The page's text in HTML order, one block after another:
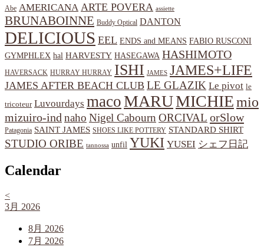
Abe AMERICANA ARTE POVERA assiette
BRUNABOINNE Buddy Optical DANTON
DELICIOUS EEL ENDS and MEANS FABIO RUSCONI
GYMPHLEX hal HARVESTY HASEGAWA HASHIMOTO
HAVERSACK HURRAY HURRAY ISHI JAMES JAMES+LIFE
JAMES AFTER BEACH CLUB LE GLAZIK Le pivot le
tricoteur Luvourdays macoMARUMICHIEmio
mizuiro-ind naho Nigel Cabourn ORCIVAL orSlow
Patagonia SAINT JAMES SHOES LIKE POTTERY STANDARD SHIRT
STUDIO ORIBE tannossa unfil YUKI YUSEI シェフ日記
Calendar
<
3月 2026
8月 2026
7月 2026